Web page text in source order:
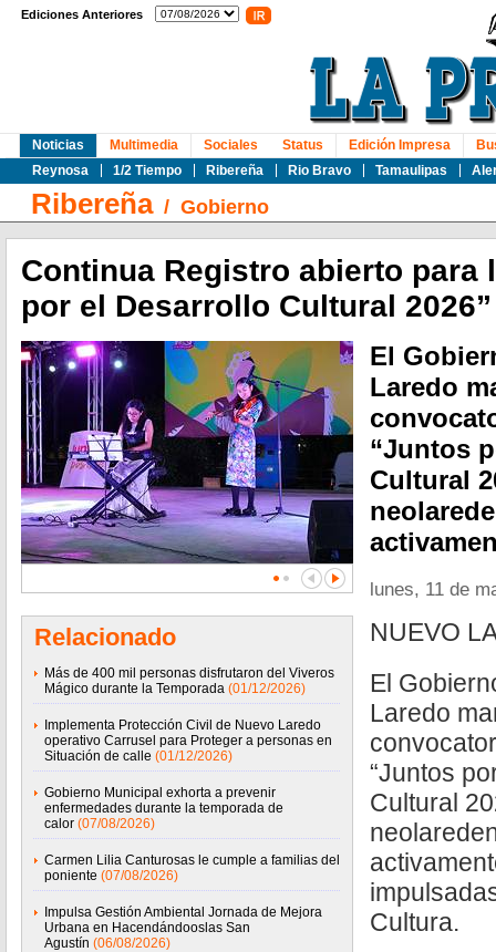
Ediciones Anteriores
Noticias
Reynosa
1/2 Tiempo Ribereña Rio Bravo Tamaulipas
Multimedia Sociales Status Edición Impresa
Ribereña/ Gobierno
Continua Registro abierto para
por el Desarrollo Cultural 2026”
Relacionado
Más de 400 mil personas disfrutaron del Viveros
Mágico durante la Temporada (01/12/2026)
Implementa Protección Civil de Nuevo Laredo
operativo Carrusel para Proteger a personas en
Situación de calle (01/12/2026)
Gobierno Municipal exhorta a prevenir
enfermedades durante la temporada de
calor (07/08/2026)
Carmen Lilia Canturosas le cumple a familias del
poniente (07/08/2026)
Impulsa Gestión Ambiental Jornada de Mejora
Urbana en Hacendándooslas San
Agustín (06/08/2026)
El
Laredo
“Juntos
Cultural
lunes, 11 de
NUEVO
El
Laredo
“Juntos
Cultural
Cultura.